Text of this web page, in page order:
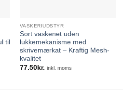
til
VASKERIUDSTYR
Sort vaskenet uden
lukkemekanisme med
skrivemærkat – Kraftig Mesh-
kvalitet
77.50kr. inkl. moms